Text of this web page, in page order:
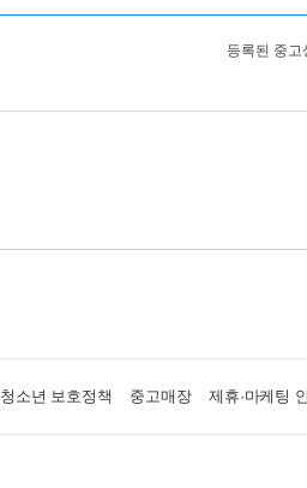
등록된 중고
청소년 보호정책 중고매장 제휴·마케팅